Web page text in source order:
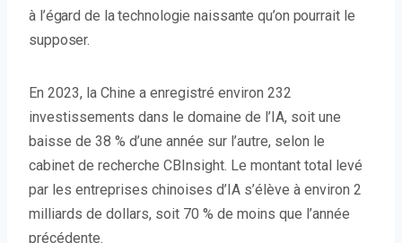
à l’égard de la technologie naissante qu’on pourrait le
supposer.
En 2023, la Chine a enregistré environ 232
investissements dans le domaine de l’IA, soit une
baisse de 38 % d’une année sur l’autre, selon le
cabinet de recherche CBInsight. Le montant total levé
par les entreprises chinoises d’IA s’élève à environ 2
milliards de dollars, soit 70 % de moins que l’année
précédente.